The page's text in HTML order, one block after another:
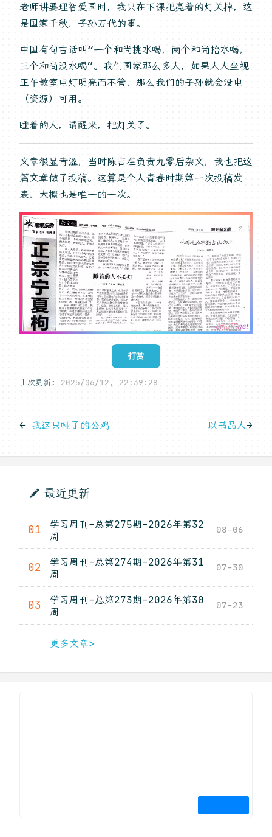
老师讲要理智爱国时，我只在下课把亮着的灯关掉，这
是国家千秋，子孙万代的事。
中国有句古话叫“一个和尚挑水喝，两个和尚抬水喝，
三个和尚没水喝”。我们国家那么多人，如果人人坐视
正午教室电灯明亮而不管，那么我们的子孙就会没电
（资源）可用。
睡着的人，请醒来，把灯关了。
文章很显青涩，当时陈吉在负责九零后杂文，我也把这
篇文章做了投稿。这算是个人青春时期第一次投稿发
表，大概也是唯一的一次。
打赏
上次更新: 2025/06/12, 22:39:28
← 我这只哑了的公鸡 以书品人→
最近更新
01
学习周刊-总第275期-2026年第32
周
08-06
02
学习周刊-总第274期-2026年第31
周
07-30
03
学习周刊-总第273期-2026年第30
周
07-23
更多文章>